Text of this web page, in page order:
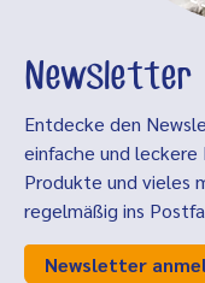
Newsletter
Entdecke den
einfache und
Produkte und vieles
regelmäßig ins
Newsletter